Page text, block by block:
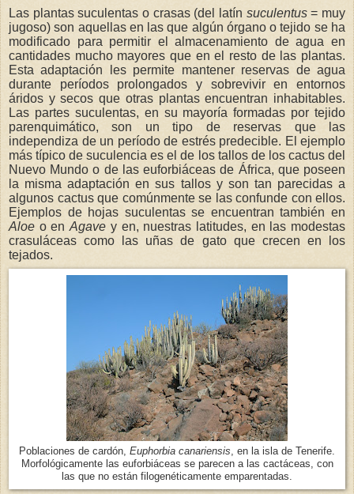
Las plantas suculentas o crasas (del latín suculentus= muy
jugoso) son aquellas en las que algún órgano o tejido se ha
modificado para permitir el almacenamiento de agua en
cantidades mucho mayores que en el resto de las plantas.
Esta adaptación les permite mantener reservas de agua
durante períodos prolongados y sobrevivir en entornos
áridos y secos que otras plantas encuentran inhabitables.
Las partes suculentas, en su mayoría formadas por tejido
parenquimático, son un tipo de reservas que las
independiza de un período de estrés predecible. El ejemplo
más típico de suculencia es el de los tallos de los cactus del
Nuevo Mundo o de las euforbiáceas de África, que poseen
la misma adaptación en sus tallos y son tan parecidas a
algunos cactus que comúnmente se las confunde con ellos.
Ejemplos de hojas suculentas se encuentran también en
Aloe o enAgave y en, nuestras latitudes, en las modestas
crasuláceas como las uñas de gato que crecen en los
tejados.
Poblaciones de cardón, Euphorbia canariensis , en la isla de Tenerife.
Morfológicamente las euforbiáceas se parecen a las cactáceas, con
las que no están filogenéticamente emparentadas.